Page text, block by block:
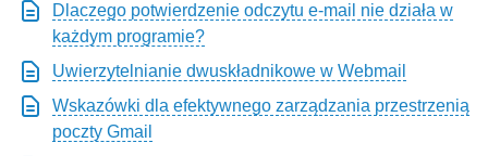
Dlaczego potwierdzenie odczytu e-mail nie działa w
każdym programie?
Uwierzytelnianie dwuskładnikowe w Webmail
Wskazówki dla efektywnego zarządzania przestrzenią
poczty Gmail